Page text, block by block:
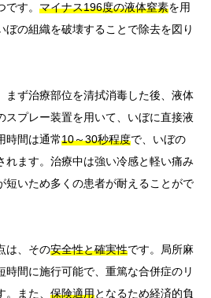
す。 マイナス196度の液体窒素を用
ぼの組織を破壊することで除去を図り
まず治療部位を清拭消毒した後、液体
スプレー装置を用いて、いぼに直接液
時間は通常10～30秒程度で、いぼの
れます。治療中は強い冷感と軽い痛み
短いため多くの患者が耐えることがで
は、その安全性と確実性です。局所麻
時間に施行可能で、重篤な合併症のリ
また、 保険適用となるため経済的負